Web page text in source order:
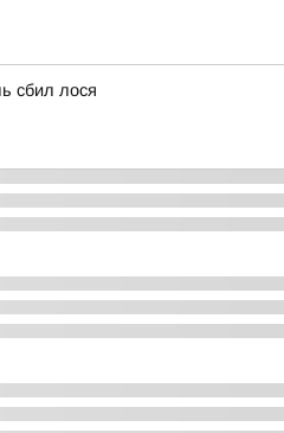
сбил лося